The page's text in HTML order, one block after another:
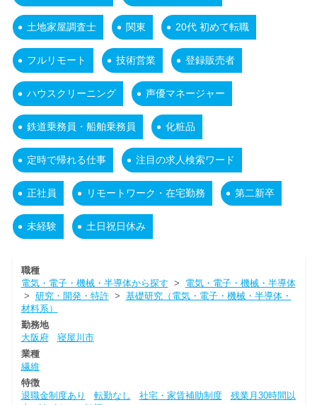
土地家屋調査士 関東 20代 初めて転職
フルリモート 技術営業 登録販売者
ハウスクリーニング 声優マネージャー
鉄道乗務員・船舶乗務員 化粧品
定時で帰れる仕事 注目の求人検索ワード
正社員 リモートワーク・在宅勤務 第二新卒
未経験 土日祝日休み
職種
電気・電子・機械・半導体から探す > 電気・電子・機械・半導体
> 研究・開発・特許> 基礎研究（電気・電子・機械・半導体・
材料系）
勤務地
大阪府
寝屋川市
業種
繊維
特徴
退職金制度あり
転勤なし 社宅・家賃補助制度
残業月30時間以